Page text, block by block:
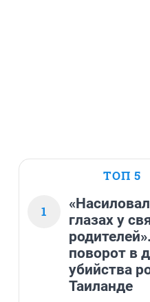
ТОП 5
1
глазах у
поворот в
убийства
Таиланде